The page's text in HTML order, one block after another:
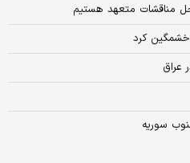
مناقشات متعهد هستیم
خشمگین کرد
عراق
سوریه